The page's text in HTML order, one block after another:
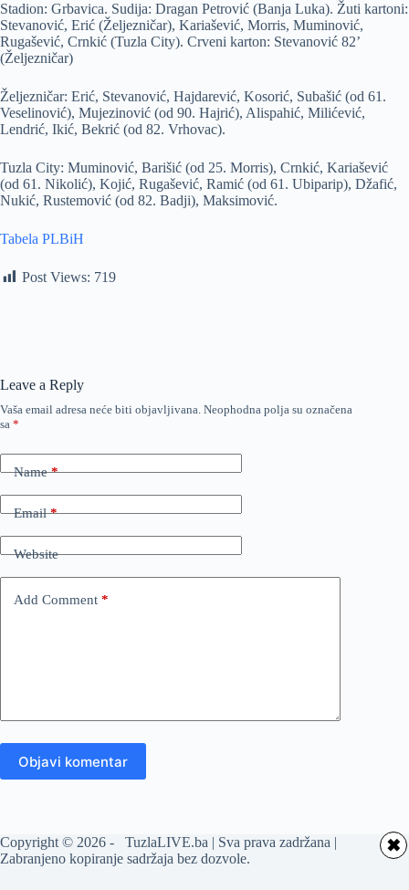
Stadion: Grbavica. Sudija: Dragan Petrović (Banja Luka). Žuti kartoni:
Stevanović, Erić (Željezničar), Kariašević, Morris, Muminović,
Rugašević, Crnkić (Tuzla City). Crveni karton: Stevanović 82’
(Željezničar)
Željezničar: Erić, Stevanović, Hajdarević, Kosorić, Subašić (od 61.
Veselinović), Mujezinović (od 90. Hajrić), Alispahić, Milićević,
Lendrić, Ikić, Bekrić (od 82. Vrhovac).
Tuzla City: Muminović, Barišić (od 25. Morris), Crnkić, Kariašević
(od 61. Nikolić), Kojić, Rugašević, Ramić (od 61. Ubiparip), Džafić,
Nukić, Rustemović (od 82. Badji), Maksimović.
Tabela PLBiH
Post Views: 719
Leave a Reply
Vaša email adresa neće biti objavljivana. Neophodna polja su označena
sa *
Name*
Email*
Website
Add Comment *
Objavi komentar
Copyright © 2026 - TuzlaLIVE.ba | Sva prava zadržana |
Zabranjeno kopiranje sadržaja bez dozvole.
✖